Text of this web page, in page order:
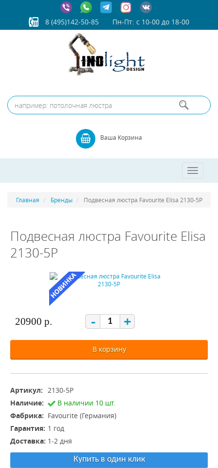
8 (495)142-50-85 Пн-Пт: с 10-00 до 18-00
Ваша Корзина
Toggle
Главная Бренды Подвесная люстра Favourite Elisa 2130-5P
Подвесная люстра Favourite Elisa
2130-5P
20900 р. - +
В корзину
Артикул: 2130-5P
Наличие:
В наличии 10 шт.
Фабрика: Favourite (Германия)
Гарантия: 1 год
Доставка: 1-2 дня
Купить в один клик